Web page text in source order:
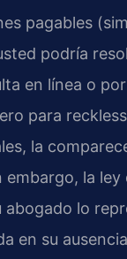
pagables
podría
en línea o
para
la
embargo, la ley
abogado lo
en su